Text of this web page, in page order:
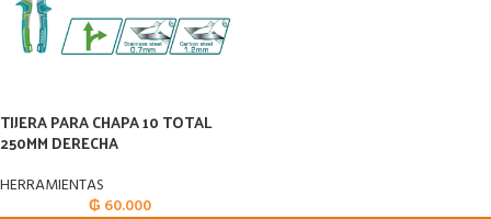
TIJERA PARA CHAPA 10 TOTAL
250MM DERECHA
HERRAMIENTAS
₲ 60.000